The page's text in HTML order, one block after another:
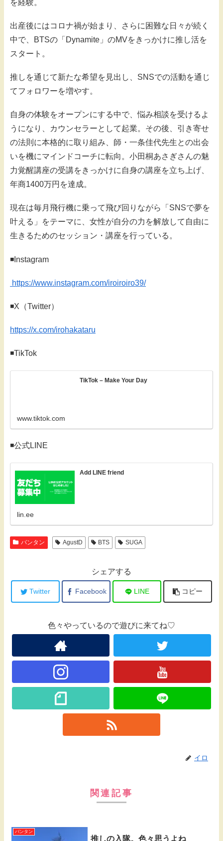
を経験。
出産後にはコロナ禍が始まり、さらに困難な日々が続く
中で、BTSの「Dynamite」のMVをきっかけに推し活を
スタート。
推しを通じて新たな希望を見出し、SNSでの活動を通じ
てフォロワーを増やす。
自身の体験をオープンにする中で、悩み相談を受けるよ
うになり、カウンセラーとして起業。その後、引き寄せ
の法則に本格的に取り組み、師・一条佳代先生との出会
いを機にマインドコーチに転向。小田桐あさぎさんの魅
力覚醒講座の受講をきっかけに自身の講座を立ち上げ、
年商1400万円を達成。
現在は毎月飛行機に乗って飛び回りながら「SNSで夢を
叶える」をテーマに、女性が自分の力を解放して自由に
生きるためのセッション・講座を行っている。
◾️Instagram
https://www.instagram.com/iroiroiro39/
◾️X（Twitter）
https://x.com/irohakataru
◾️TikTok
TikTok – Make Your Day
www.tiktok.com
◾️公式LINE
Add LINE friend
lin.ee
バンタン AgustD BTS SUGA
シェアする
Twitter Facebook LINE コピー
色々やっているので遊びに来てね♡
イロ
関連記事
バンタン
推しの入隊。色々思うよね